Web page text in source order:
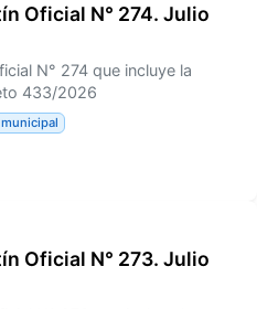
Oficial N° 274. Julio
N° 274 que incluye la
433/2026
Oficial N° 273. Julio